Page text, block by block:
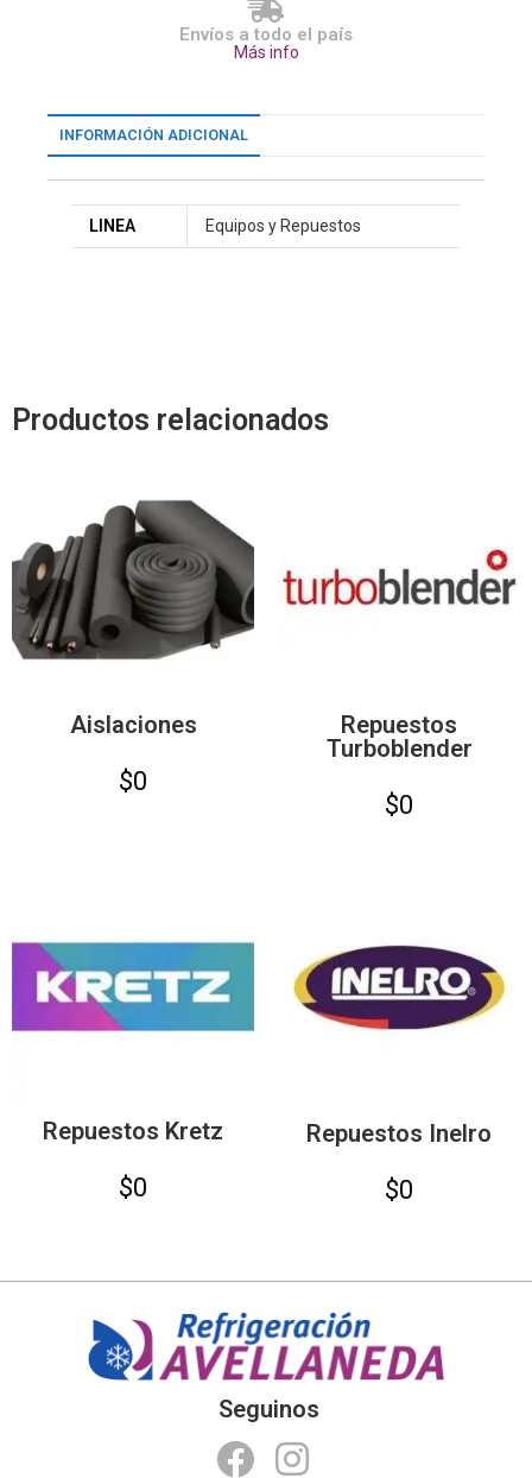
Envíos a todo el país
Más info
INFORMACIÓN ADICIONAL
LINEA Equipos y Repuestos
Productos relacionados
Aislaciones
$0
Repuestos
Turboblender
$0
Repuestos Kretz
$0
Repuestos Inelro
$0
Seguinos